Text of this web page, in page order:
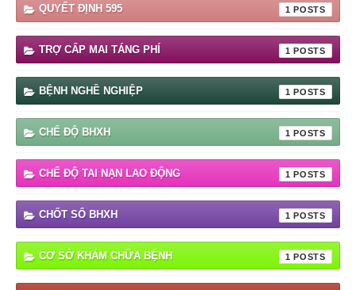
QUYẾT ĐỊNH 595 1
TRỢ CẤP MAI TÁNG PHÍ 1
BỆNH NGHỀ NGHIỆP 1
CHẾ ĐỘ BHXH 1
CHẾ ĐỘ TAI NẠN LAO ĐỘNG 1
CHỐT SỔ BHXH 1
CƠ SỞ KHÁM CHỮA BỆNH 1